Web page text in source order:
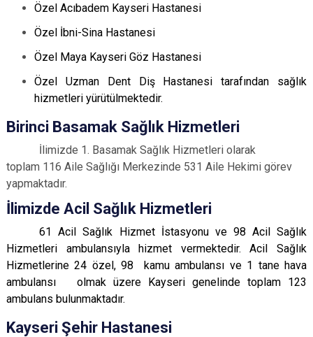
Özel Acıbadem Kayseri Hastanesi
Özel İbni-Sina Hastanesi
Özel Maya Kayseri Göz Hastanesi
Özel Uzman Dent Diş Hastanesi tarafından sağlık
hizmetleri yürütülmektedir.
Birinci Basamak Sağlık Hizmetleri
İlimizde 1. Basamak Sağlık Hizmetleri olarak
toplam 116 Aile Sağlığı Merkezinde 531 Aile Hekimi görev
yapmaktadır.
İlimizde Acil Sağlık Hizmetleri
61 Acil Sağlık Hizmet İstasyonu ve 98 Acil Sağlık
Hizmetleri ambulansıyla hizmet vermektedir. Acil Sağlık
Hizmetlerine 24 özel, 98 kamu ambulansı ve 1 tane hava
ambulansı olmak üzere Kayseri genelinde toplam 123
ambulans bulunmaktadır.
Kayseri Şehir Hastanesi